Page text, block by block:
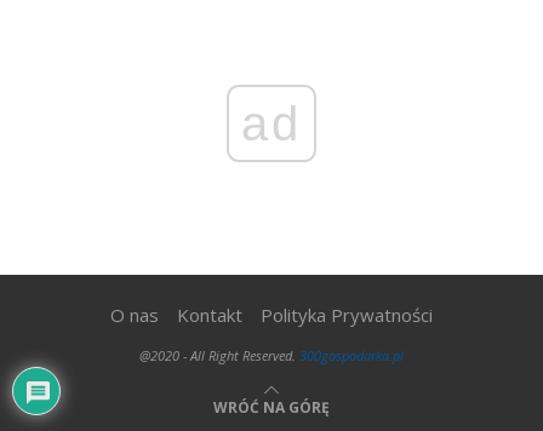
ad
O nas Kontakt Polityka Prywatności
@2020 - All Right Reserved. 300gospodarka.pl
WRÓĆ NA GÓRĘ